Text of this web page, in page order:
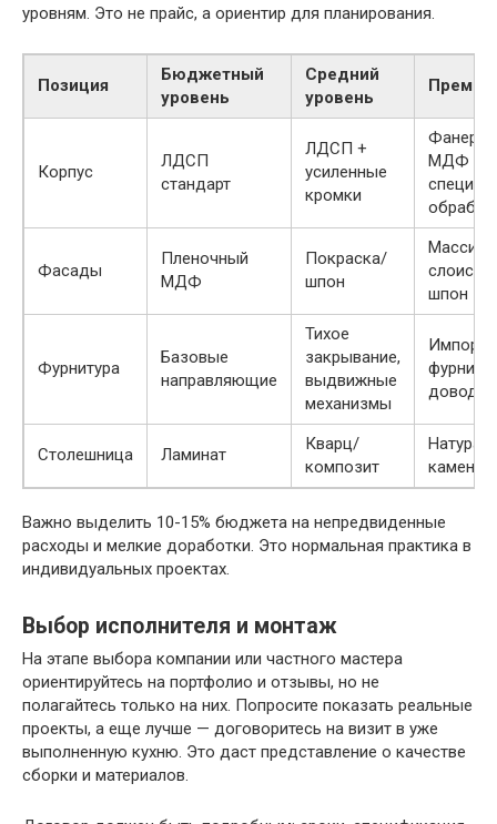
уровням. Это не прайс, а ориентир для планирования.
Позиция
Бюджетный
уровень
Средний
уровень
Корпус
ЛДСП
стандарт
ЛДСП +
усиленные
кромки
Фанера/
МДФ
Фасады
Пленочный
МДФ
Покраска/
шпон
Массив/
шпон
Фурнитура
Базовые
направляющие
Тихое
закрывание,
выдвижные
механизмы
Столешница Ламинат
Кварц/
композит
камень
Важно выделить 10-15% бюджета на непредвиденные
расходы и мелкие доработки. Это нормальная практика в
индивидуальных проектах.
Выбор исполнителя и монтаж
На этапе выбора компании или частного мастера
ориентируйтесь на портфолио и отзывы, но не
полагайтесь только на них. Попросите показать реальные
проекты, а еще лучше — договоритесь на визит в уже
выполненную кухню. Это даст представление о качестве
сборки и материалов.